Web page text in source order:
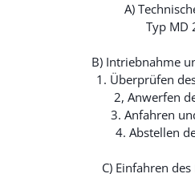
A)
Typ MD
B) Intriebnahme
1. Überprüfen
2, Anwerfen
3. Anfahren
4. Abstellen
C) Einfahren